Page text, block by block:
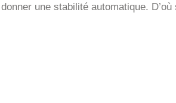
une stabilité automatique.